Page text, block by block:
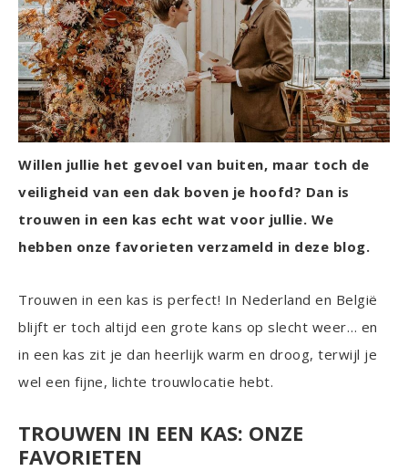
Willen jullie het gevoel van buiten, maar toch de
veiligheid van een dak boven je hoofd? Dan is
trouwen in een kas echt wat voor jullie. We
hebben onze favorieten verzameld in deze blog.
Trouwen in een kas is perfect! In Nederland en België
blijft er toch altijd een grote kans op slecht weer… en
in een kas zit je dan heerlijk warm en droog, terwijl je
wel een fijne, lichte trouwlocatie hebt.
TROUWEN IN EEN KAS: ONZE
FAVORIETEN